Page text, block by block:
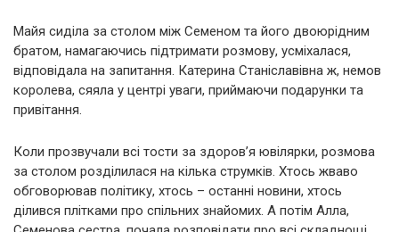
Майя сиділа за столом між Семеном та його двоюрідним
братом, намагаючись підтримати розмову, усміхалася,
відповідала на запитання. Катерина Станіславівна ж, немов
королева, сяяла у центрі уваги, приймаючи подарунки та
привітання.
Коли прозвучали всі тости за здоров’я ювілярки, розмова
за столом розділилася на кілька струмків. Хтось жваво
обговорював політику, хтось – останні новини, хтось
ділився плітками про спільних знайомих. А потім Алла,